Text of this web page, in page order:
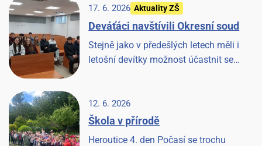
17. 6. 2026 Aktuality ZŠ
Deváťáci navštívili Okresní soud
Stejně jako v předešlých letech měli i
letošní devítky možnost účastnit se
zkušeností.
12. 6. 2026
Škola v přírodě
Heroutice 4. den Počasí se trochu